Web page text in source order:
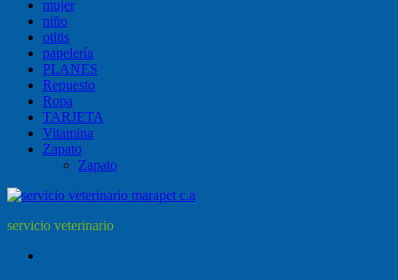
mujer
niño
otitis
papelería
PLANES
Repuesto
Ropa
TARJETA
Vitamina
Zapato
Zapato
servicio veterinario